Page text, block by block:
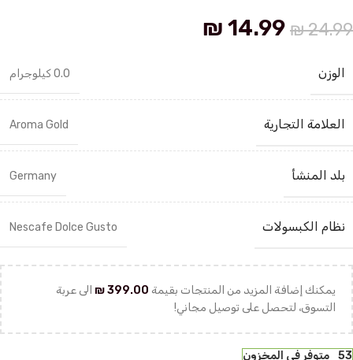
₪24.99
₪ 14.99
الوزن 0.0 كيلوجرام
العلامة التجارية Aroma Gold
بلد المنشأ Germany
نظام الكبسولات Nescafe Dolce Gusto
يمكنك إضافة المزيد من المنتجات بقيمة ₪399.00
الى عربة
التسوق، لتحصل على توصيل مجاني!
53 متوفر في المخزون